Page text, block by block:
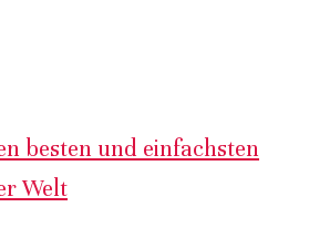
besten und einfachsten
Welt